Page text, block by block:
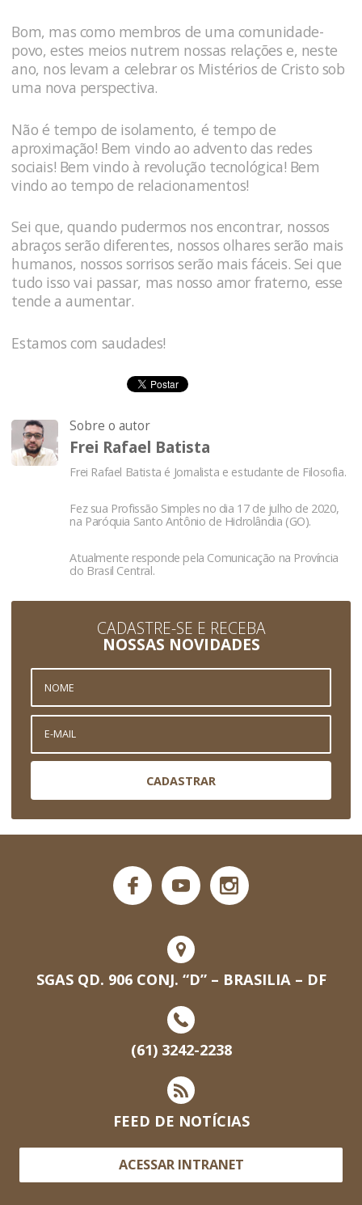
Bom, mas como membros de uma comunidade-
povo, estes meios nutrem nossas relações e, neste
ano, nos levam a celebrar os Mistérios de Cristo sob
uma nova perspectiva.
Não é tempo de isolamento, é tempo de
aproximação! Bem vindo ao advento das redes
sociais! Bem vindo à revolução tecnológica! Bem
vindo ao tempo de relacionamentos!
Sei que, quando pudermos nos encontrar, nossos
abraços serão diferentes, nossos olhares serão mais
humanos, nossos sorrisos serão mais fáceis. Sei que
tudo isso vai passar, mas nosso amor fraterno, esse
tende a aumentar.
Estamos com saudades!
Sobre o autor
Frei Rafael Batista
Frei Rafael Batista é Jornalista e estudante de Filosofia.
Fez sua Profissão Simples no dia 17 de julho de 2020,
na Paróquia Santo Antônio de Hidrolândia (GO).
Atualmente responde pela Comunicação na Província
do Brasil Central.
CADASTRE-SE E RECEBA
NOSSAS NOVIDADES
CADASTRAR
SGAS QD. 906 CONJ. “D” – BRASILIA – DF
(61) 3242-2238
FEED DE NOTÍCIAS
ACESSAR INTRANET